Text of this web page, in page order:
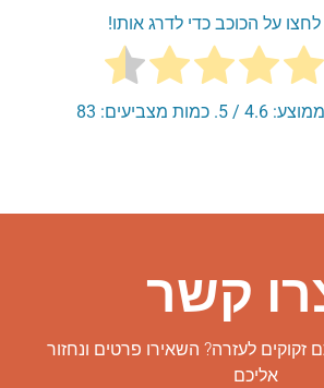
לחצו על הכוכב כדי לדרג אותו!
ממוצע: 4.6 / 5. כמות מצביעים: 83
קשר
לעזרה? השאירו פרטים ונחזור
אליכם